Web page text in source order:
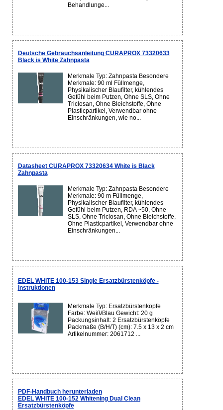
Behandlunge...
Deutsche Gebrauchsanleitung CURAPROX 73320633
Black is White Zahnpasta
Merkmale Typ: Zahnpasta Besondere
Merkmale: 90 ml Füllmenge,
Physikalischer Blaufilter, kühlendes
Gefühl beim Putzen, Ohne SLS, Ohne
Triclosan, Ohne Bleichstoffe, Ohne
Plasticpartikel, Verwendbar ohne
Einschränkungen, wie no...
Datasheet CURAPROX 73320634 White is Black
Zahnpasta
Merkmale Typ: Zahnpasta Besondere
Merkmale: 90 m Füllmenge,
Physikalischer Blaufilter, kühlendes
Gefühl beim Putzen, RDA ~50, Ohne
SLS, Ohne Triclosan, Ohne Bleichstoffe,
Ohne Plasticpartikel, Verwendbar ohne
Einschränkungen...
EDEL WHITE 100-153 Single Ersatzbürstenköpfe -
Instruktionen
Merkmale Typ: Ersatzbürstenköpfe
Farbe: Weiß/Blau Gewicht: 20 g
Packungsinhalt: 2 Ersatzbürstenköpfe
Packmaße (B/H/T) (cm): 7.5 x 13 x 2 cm
Artikelnummer: 2061712 ...
PDF-Handbuch herunterladen
EDEL WHITE 100-152 Whitening Dual Clean
Ersatzbürstenköpfe